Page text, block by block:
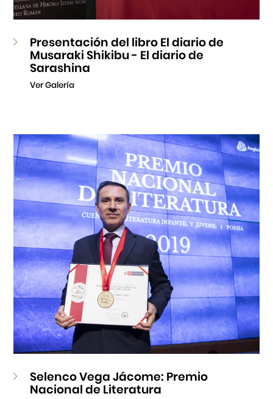
Presentación del libro El diario de
Musaraki Shikibu - El diario de
Sarashina
Ver Galería
Selenco Vega Jácome: Premio
Nacional de Literatura